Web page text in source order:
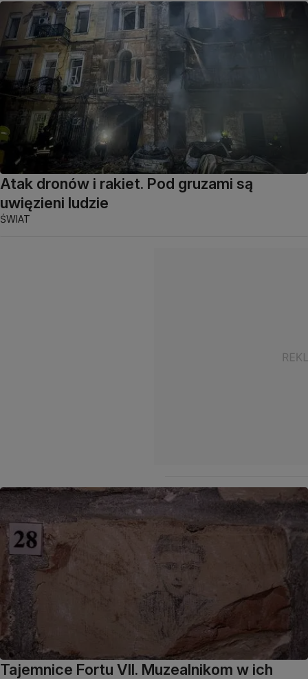
Atak dronów i rakiet. Pod gruzami są
uwięzieni ludzie
ŚWIAT
Tajemnice Fortu VII. Muzealnikom w ich